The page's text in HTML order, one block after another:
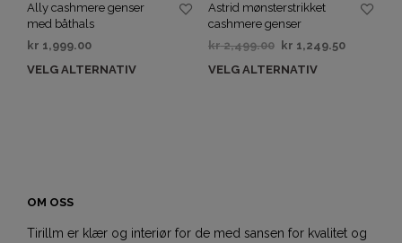
Ally cashmere genser
med båthals
kr 1,999.00
VELG ALTERNATIV
Astrid mønsterstrikket
cashmere genser
kr2,499.00 kr 1,249.50
VELG ALTERNATIV
OM OSS
Tirillm er klær og interiør for de med sansen for kvalitet og